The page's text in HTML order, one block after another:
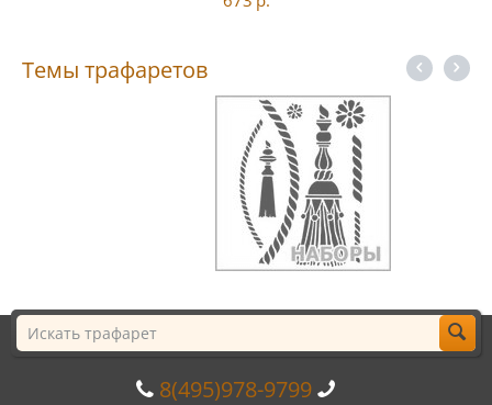
Темы трафаретов
8(495)978-9799